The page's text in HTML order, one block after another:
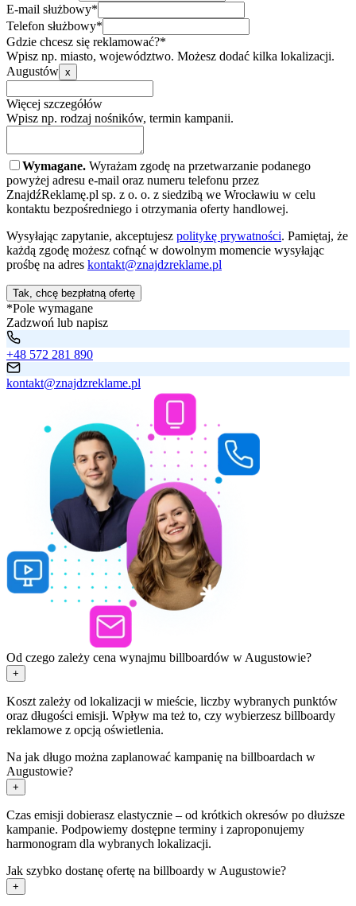
E-mail służbowy*
Telefon służbowy*
Gdzie chcesz się reklamować?*
Wpisz np. miasto, województwo. Możesz dodać kilka lokalizacji.
Augustów x
Więcej szczegółów
Wpisz np. rodzaj nośników, termin kampanii.
Wymagane. Wyrażam zgodę na przetwarzanie podanego
powyżej adresu e-mail oraz numeru telefonu przez
ZnajdźReklamę.pl sp. z o. o. z siedzibą we Wrocławiu w celu
kontaktu bezpośredniego i otrzymania oferty handlowej.
Wysyłając zapytanie, akceptujesz politykę prywatności. Pamiętaj, że
każdą zgodę możesz cofnąć w dowolnym momencie wysyłając
prośbę na adres kontakt@znajdzreklame.pl
Tak, chcę bezpłatną ofertę
*Pole wymagane
Zadzwoń lub napisz
+48 572 281 890
kontakt@znajdzreklame.pl
Od czego zależy cena wynajmu billboardów w Augustowie?
+
Koszt zależy od lokalizacji w mieście, liczby wybranych punktów
oraz długości emisji. Wpływ ma też to, czy wybierzesz billboardy
reklamowe z opcją oświetlenia.
Na jak długo można zaplanować kampanię na billboardach w
Augustowie?
+
Czas emisji dobierasz elastycznie – od krótkich okresów po dłuższe
kampanie. Podpowiemy dostępne terminy i zaproponujemy
harmonogram dla wybranych lokalizacji.
Jak szybko dostanę ofertę na billboardy w Augustowie?
+